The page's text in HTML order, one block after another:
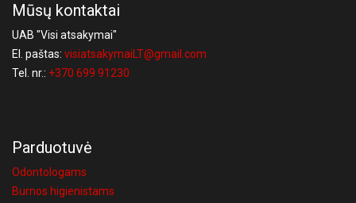
Mūsų kontaktai
UAB "Visi atsakymai"
El. paštas: visiatsakymaiLT@gmail.com
Tel. nr.: +370 699 91230
Parduotuvė
Odontologams
Burnos higienistams